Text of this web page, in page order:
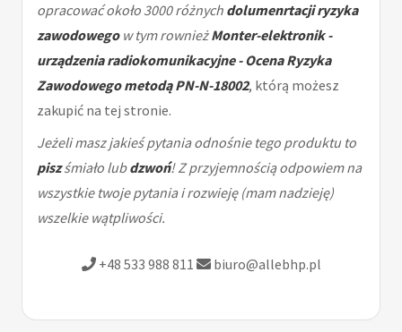
opracować około 3000 różnych dolumenrtacji ryzyka
zawodowegow tym rownieżMonter-elektronik -
urządzenia radiokomunikacyjne - Ocena Ryzyka
Zawodowego metodą PN-N-18002, którą możesz
zakupić na tej stronie.
Jeżeli masz jakieś pytania odnośnie tego produktu to
piszśmiało lubdzwoń! Z przyjemnością odpowiem na
wszystkie twoje pytania i rozwieję (mam nadzieję)
wszelkie wątpliwości.
+48 533 988 811 biuro@allebhp.pl